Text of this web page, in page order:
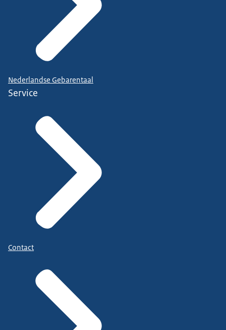
Nederlandse Gebarentaal
Service
Contact